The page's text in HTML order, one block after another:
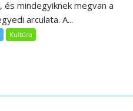
és mindegyiknek megvan a
arculata. A...
Kultúra